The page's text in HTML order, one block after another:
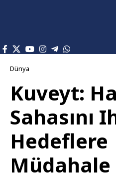
Dünya
Kuveyt:
Sahasını
Hedeflere